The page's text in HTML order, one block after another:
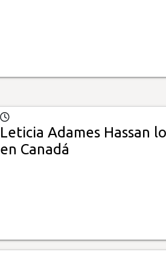
Leticia Adames Hassan
en Canadá